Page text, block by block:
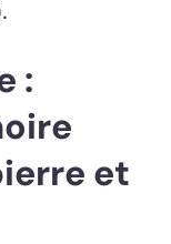
:
et